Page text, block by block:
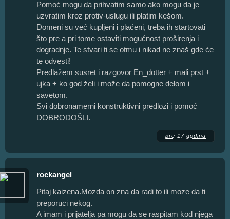
Pomoć mogu da prihvatim samo ako mogu da je
uzvratim kroz protiv-uslugu ili platim kešom.
Domeni su već kupljeni i plaćeni, treba ih startovati
što pre a pri tome ostaviti mogućnost proširenja i
dogradnje. Te stvari ti se otmu i nikad ne znaš gde će
te odvesti!
Predlažem susret i razgovor En_dotter + mali prst +
ujka + ko god želi i može da pomogne delom i
savetom.
Svi dobronamerni konstruktivni predlozi i pomoć
DOBRODOŠLI.
pre 17 godina
rockangel
Pitaj kaizena.Mozda on zna da radi to ili moze da ti
preporuci nekog.
A imam i prijatelja pa mogu da se raspitam kod njega